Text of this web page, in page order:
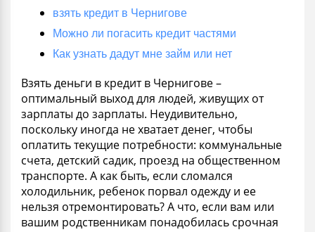
взять кредит в Чернигове
Можно ли погасить кредит частями
Как узнать дадут мне займ или нет
Взять деньги в кредит в Чернигове –
оптимальный выход для людей, живущих от
зарплаты до зарплаты. Неудивительно,
поскольку иногда не хватает денег, чтобы
оплатить текущие потребности: коммунальные
счета, детский садик, проезд на общественном
транспорте. А как быть, если сломался
холодильник, ребенок порвал одежду и ее
нельзя отремонтировать? А что, если вам или
вашим родственникам понадобилась срочная